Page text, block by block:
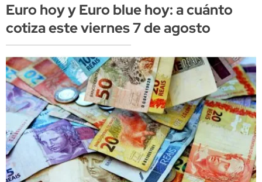
Euro hoy y Euro blue hoy: a cuánto
cotiza este viernes 7 de agosto